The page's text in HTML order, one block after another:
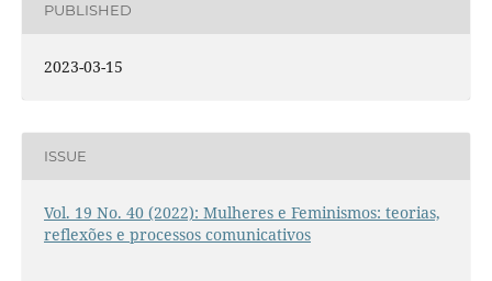
PUBLISHED
2023-03-15
ISSUE
Vol. 19 No. 40 (2022): Mulheres e Feminismos: teorias,
reflexões e processos comunicativos